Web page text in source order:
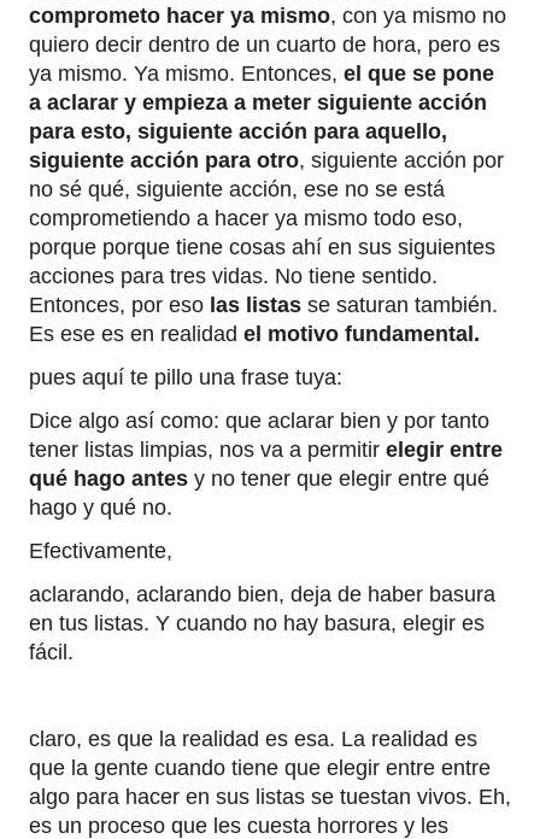
comprometo hacer ya mismo, con ya mismo no
quiero decir dentro de un cuarto de hora, pero es
ya mismo. Ya mismo. Entonces, el que se pone
a aclarar y empieza a meter siguiente acción
para esto, siguiente acción para aquello,
siguiente acción para otro, siguiente acción por
no sé qué, siguiente acción, ese no se está
comprometiendo a hacer ya mismo todo eso,
porque porque tiene cosas ahí en sus siguientes
acciones para tres vidas. No tiene sentido.
Entonces, por eso las listas se saturan también.
Es ese es en realidad el motivo fundamental.
pues aquí te pillo una frase tuya:
Dice algo así como: que aclarar bien y por tanto
tener listas limpias, nos va a permitir elegir entre
qué hago antes y no tener que elegir entre qué
hago y qué no.
Efectivamente,
aclarando, aclarando bien, deja de haber basura
en tus listas. Y cuando no hay basura, elegir es
fácil.
claro, es que la realidad es esa. La realidad es
que la gente cuando tiene que elegir entre entre
algo para hacer en sus listas se tuestan vivos. Eh,
es un proceso que les cuesta horrores y les